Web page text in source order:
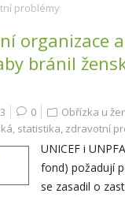
problémy
organizace
bránil
0 Obřízka u
, statistika, zdravotní
UNICEF i
fond) požadují
se zasadil o